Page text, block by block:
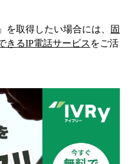
」を取得したい場合には、
固
きるIP電話サービス をご活